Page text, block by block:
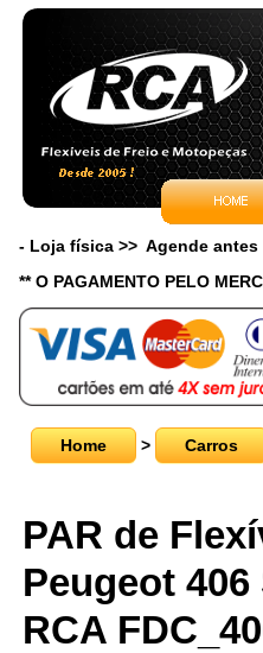
- Loja física >> Agende antes
** O PAGAMENTO PELO
Home > Carros
PAR de
Peugeot
RCA